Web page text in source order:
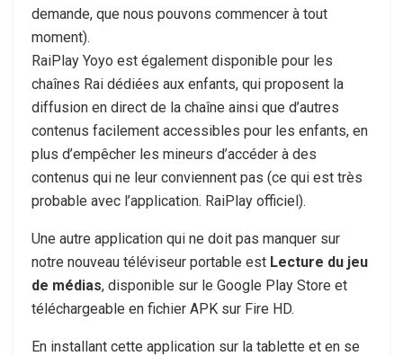
demande, que nous pouvons commencer à tout
moment).
RaiPlay Yoyo est également disponible pour les
chaînes Rai dédiées aux enfants, qui proposent la
diffusion en direct de la chaîne ainsi que d’autres
contenus facilement accessibles pour les enfants, en
plus d’empêcher les mineurs d’accéder à des
contenus qui ne leur conviennent pas (ce qui est très
probable avec l’application. RaiPlay officiel).
Une autre application qui ne doit pas manquer sur
notre nouveau téléviseur portable est Lecture du jeu
de médias, disponible sur le Google Play Store et
téléchargeable en fichier APK sur Fire HD.
En installant cette application sur la tablette et en se